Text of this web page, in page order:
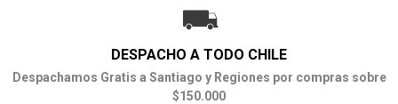
DESPACHO A TODO CHILE
Despachamos Gratis a Santiago y Regiones por compras sobre
$150.000